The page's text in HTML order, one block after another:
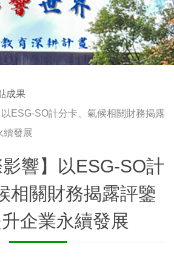
成果
ESG-SO計分卡、氣候相關財務揭露
續發展
響】以ESG-SO計
相關財務揭露評鑒
企業永續發展